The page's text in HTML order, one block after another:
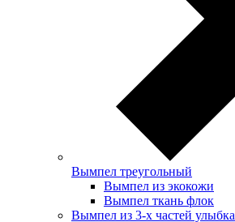
Вымпел треугольный
Вымпел из экокожи
Вымпел ткань флок
Вымпел из 3-х частей улыбка